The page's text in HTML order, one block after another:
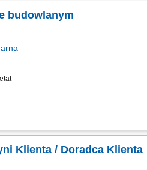
budowlanym
zakupowych. Prezentowanie
- Doradczyni Klienta / Doradca Klienta